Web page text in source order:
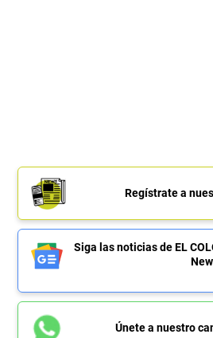
Regístrate a
Siga las noticias de EL
Únete a nuestro